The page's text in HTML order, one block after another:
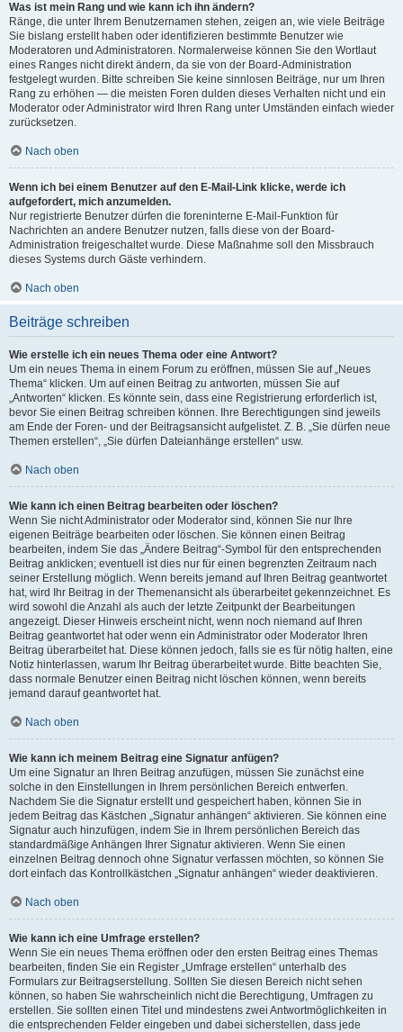
Was ist mein Rang und wie kann ich ihn ändern?
Ränge, die unter Ihrem Benutzernamen stehen, zeigen an, wie viele Beiträge
Sie bislang erstellt haben oder identifizieren bestimmte Benutzer wie
Moderatoren und Administratoren. Normalerweise können Sie den Wortlaut
eines Ranges nicht direkt ändern, da sie von der Board-Administration
festgelegt wurden. Bitte schreiben Sie keine sinnlosen Beiträge, nur um Ihren
Rang zu erhöhen — die meisten Foren dulden dieses Verhalten nicht und ein
Moderator oder Administrator wird Ihren Rang unter Umständen einfach wieder
zurücksetzen.
Nach oben
Wenn ich bei einem Benutzer auf den E-Mail-Link klicke, werde ich
aufgefordert, mich anzumelden.
Nur registrierte Benutzer dürfen die foreninterne E-Mail-Funktion für
Nachrichten an andere Benutzer nutzen, falls diese von der Board-
Administration freigeschaltet wurde. Diese Maßnahme soll den Missbrauch
dieses Systems durch Gäste verhindern.
Nach oben
Beiträge schreiben
Wie erstelle ich ein neues Thema oder eine Antwort?
Um ein neues Thema in einem Forum zu eröffnen, müssen Sie auf „Neues
Thema“ klicken. Um auf einen Beitrag zu antworten, müssen Sie auf
„Antworten“ klicken. Es könnte sein, dass eine Registrierung erforderlich ist,
bevor Sie einen Beitrag schreiben können. Ihre Berechtigungen sind jeweils
am Ende der Foren- und der Beitragsansicht aufgelistet. Z. B. „Sie dürfen neue
Themen erstellen“, „Sie dürfen Dateianhänge erstellen“ usw.
Nach oben
Wie kann ich einen Beitrag bearbeiten oder löschen?
Wenn Sie nicht Administrator oder Moderator sind, können Sie nur Ihre
eigenen Beiträge bearbeiten oder löschen. Sie können einen Beitrag
bearbeiten, indem Sie das „Ändere Beitrag“-Symbol für den entsprechenden
Beitrag anklicken; eventuell ist dies nur für einen begrenzten Zeitraum nach
seiner Erstellung möglich. Wenn bereits jemand auf Ihren Beitrag geantwortet
hat, wird Ihr Beitrag in der Themenansicht als überarbeitet gekennzeichnet. Es
wird sowohl die Anzahl als auch der letzte Zeitpunkt der Bearbeitungen
angezeigt. Dieser Hinweis erscheint nicht, wenn noch niemand auf Ihren
Beitrag geantwortet hat oder wenn ein Administrator oder Moderator Ihren
Beitrag überarbeitet hat. Diese können jedoch, falls sie es für nötig halten, eine
Notiz hinterlassen, warum Ihr Beitrag überarbeitet wurde. Bitte beachten Sie,
dass normale Benutzer einen Beitrag nicht löschen können, wenn bereits
jemand darauf geantwortet hat.
Nach oben
Wie kann ich meinem Beitrag eine Signatur anfügen?
Um eine Signatur an Ihren Beitrag anzufügen, müssen Sie zunächst eine
solche in den Einstellungen in Ihrem persönlichen Bereich entwerfen.
Nachdem Sie die Signatur erstellt und gespeichert haben, können Sie in
jedem Beitrag das Kästchen „Signatur anhängen“ aktivieren. Sie können eine
Signatur auch hinzufügen, indem Sie in Ihrem persönlichen Bereich das
standardmäßige Anhängen Ihrer Signatur aktivieren. Wenn Sie einen
einzelnen Beitrag dennoch ohne Signatur verfassen möchten, so können Sie
dort einfach das Kontrollkästchen „Signatur anhängen“ wieder deaktivieren.
Nach oben
Wie kann ich eine Umfrage erstellen?
Wenn Sie ein neues Thema eröffnen oder den ersten Beitrag eines Themas
bearbeiten, finden Sie ein Register „Umfrage erstellen“ unterhalb des
Formulars zur Beitragserstellung. Sollten Sie diesen Bereich nicht sehen
können, so haben Sie wahrscheinlich nicht die Berechtigung, Umfragen zu
erstellen. Sie sollten einen Titel und mindestens zwei Antwortmöglichkeiten in
die entsprechenden Felder eingeben und dabei sicherstellen, dass jede